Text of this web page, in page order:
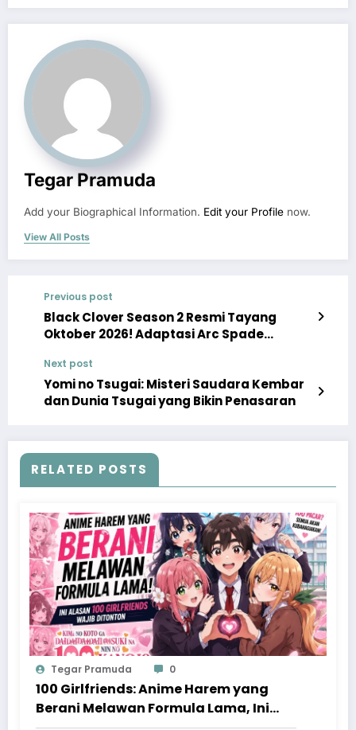
Tegar Pramuda
Add your Biographical Information. Edit your Profile now.
View All Posts
Previous post
Black Clover Season 2 Resmi Tayang
Oktober 2026! Adaptasi Arc Spade
Next post
Yomi no Tsugai: Misteri Saudara Kembar
dan Dunia Tsugai yang Bikin Penasaran
RELATED POSTS
Tegar Pramuda 0
100 Girlfriends: Anime Harem yang
Berani Melawan Formula Lama, Ini